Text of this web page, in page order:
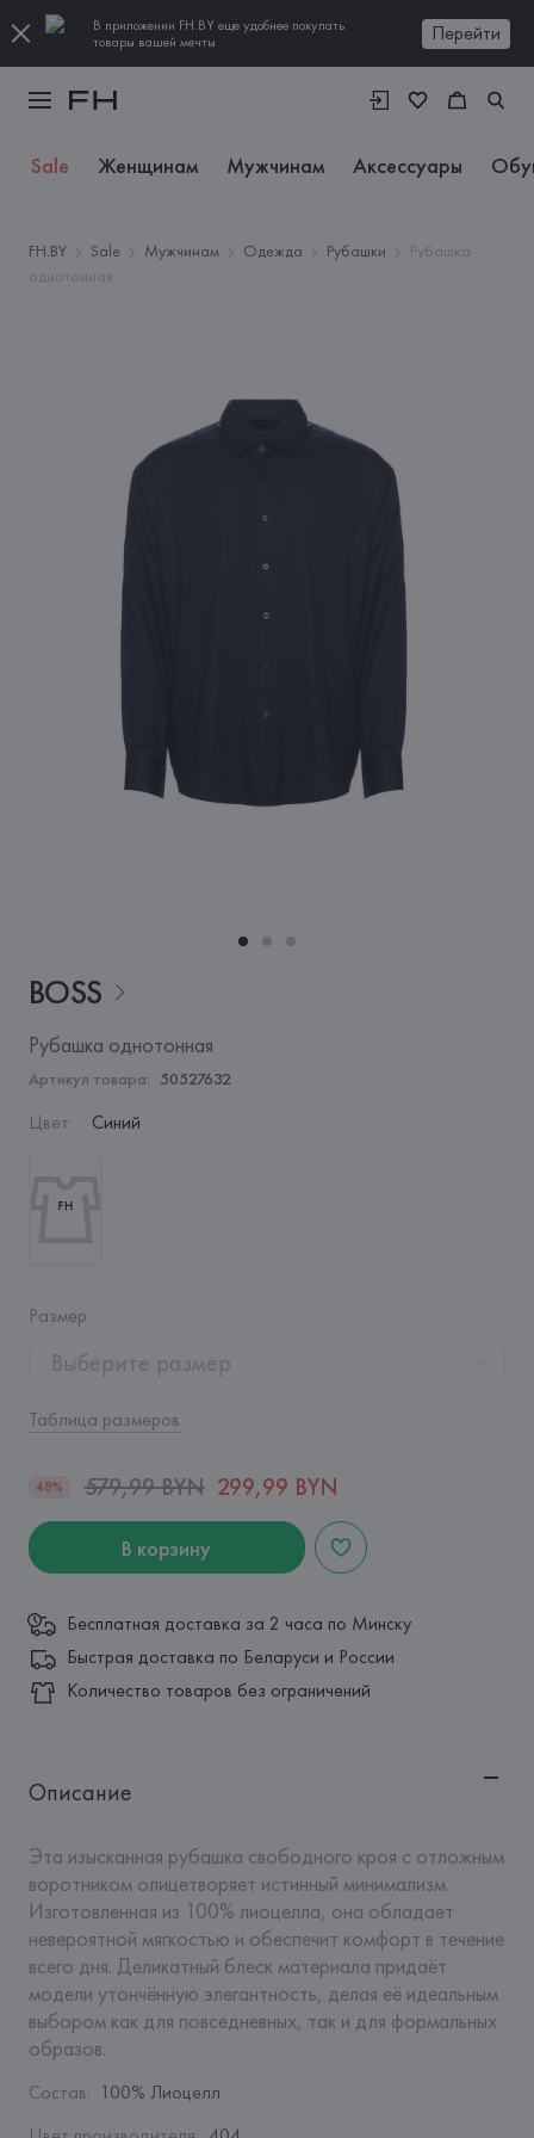
В приложении FH.BY еще удобнее покупать
товары вашей мечты
Перейти
Sale Женщинам Мужчинам Аксессуары
FH.BY Sale Мужчинам Одежда Рубашки
Рубашка
однотонная
BOSS
Рубашка однотонная
Артикул товара: 50527632
Цвет: Синий
Размер:
Выберите размер
Таблица размеров
48% 579,99 BYN 299,99 BYN
В корзину
Бесплатная доставка за 2 часа по Минску
Быстрая доставка по Беларуси и России
Количество товаров без ограничений
Описание
Эта изысканная рубашка свободного кроя с отложным
воротником олицетворяет истинный минимализм.
Изготовленная из 100% лиоцелла, она обладает
невероятной мягкостью и обеспечит комфорт в течение
всего дня. Деликатный блеск материала придаёт
модели утончённую элегантность, делая её идеальным
выбором как для повседневных, так и для формальных
образов.
Состав: 100% Лиоцелл